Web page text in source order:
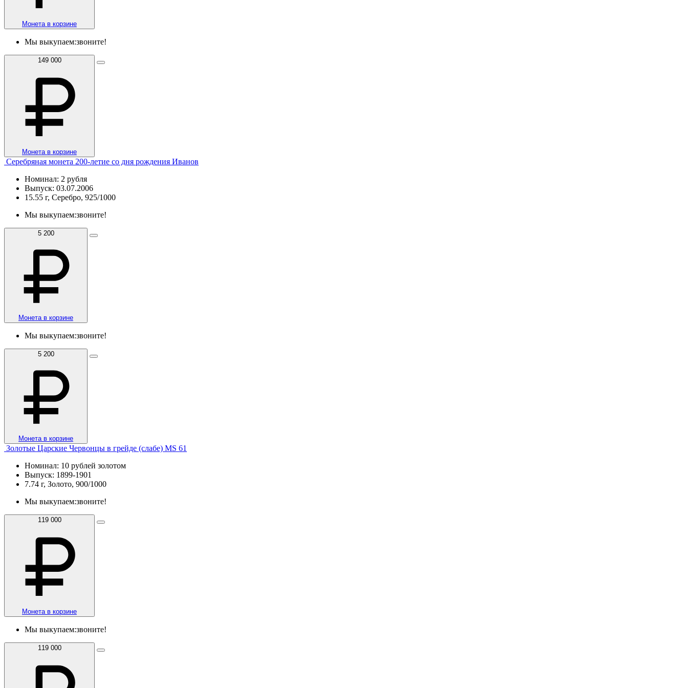
Монета в корзине
Мы выкупаем:звоните!
149 000
Монета в корзине
Серебряная монета 200-летие со дня рождения Иванов
Номинал: 2 рубля
Выпуск: 03.07.2006
15.55 г, Серебро, 925/1000
Мы выкупаем:звоните!
5 200
Монета в корзине
Мы выкупаем:звоните!
5 200
Монета в корзине
Золотые Царские Червонцы в грейде (слабе) MS 61
Номинал: 10 рублей золотом
Выпуск: 1899-1901
7.74 г, Золото, 900/1000
Мы выкупаем:звоните!
119 000
Монета в корзине
Мы выкупаем:звоните!
119 000